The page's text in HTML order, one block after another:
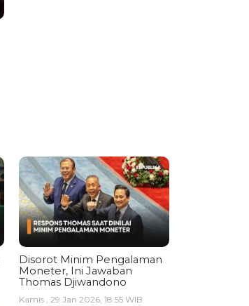
Disorot Minim Pengalaman
Moneter, Ini Jawaban
Thomas Djiwandono
Kamis , 29 Jan 2026, 18:55 WIB